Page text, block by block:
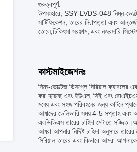
গুরুত্বপূর্ণ.
উপসংহারে, SSY-LVDS-048 নিম্ন-
সার্টিফিকেশন, তারের নিরাপত্তা এবং
তোলে,চিকিৎসা সরঞ্জাম, এবং নজরদারি
কাস্টমাইজেশনঃ
নিম্ন-ভোল্টেজ ডিসপ্লে সিরিয়াল
করা হয়েছে এবং ইউএল, সিই এবং
মধ্যে এবং সহজ পরিবহনের জন্য কার্টনে
আমাদের ডেলিভারি সময় 4-5 সপ্তাহ এবং
এলভিডিএস তারের চাহিদা মেটাতে
আমরা আপনার নির্দিষ্ট চাহিদা অনুসারে
সিরিয়াল তারের এবং কিভাবে আমরা